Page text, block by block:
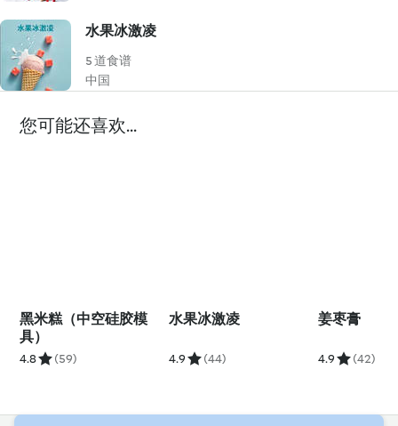
水果冰激凌
5 道食谱
中国
您可能还喜欢...
黑米糕（中空硅胶模
具）
4.8 (59)
水果冰激凌
4.9 (44)
姜枣膏
4.9 (42)